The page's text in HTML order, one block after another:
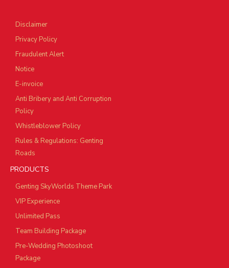
Disclaimer
Privacy Policy
Fraudulent Alert
Notice
E-invoice
Anti Bribery and Anti Corruption
Policy
Whistleblower Policy
Rules & Regulations: Genting
Roads
PRODUCTS
Genting SkyWorlds Theme Park
VIP Experience
Unlimited Pass
Team Building Package
Pre-Wedding Photoshoot
Package